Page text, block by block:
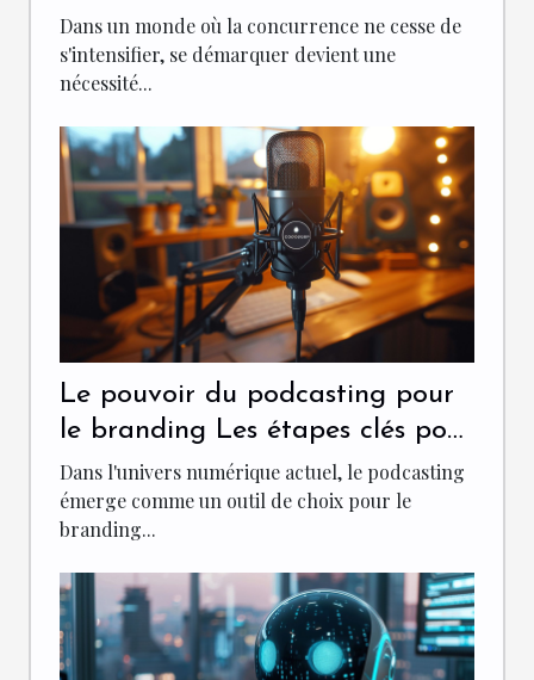
podcast qui renforce votre
positionnement de marque
Dans un monde où la concurrence ne cesse de
s'intensifier, se démarquer devient une
nécessité...
Le pouvoir du podcasting pour
le branding Les étapes clés pour
lancer un podcast d'entreprise
réussi
Dans l'univers numérique actuel, le podcasting
émerge comme un outil de choix pour le
branding...